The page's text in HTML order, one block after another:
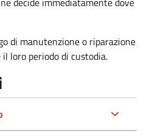
di manutenzione o riparazione
loro periodo di custodia.